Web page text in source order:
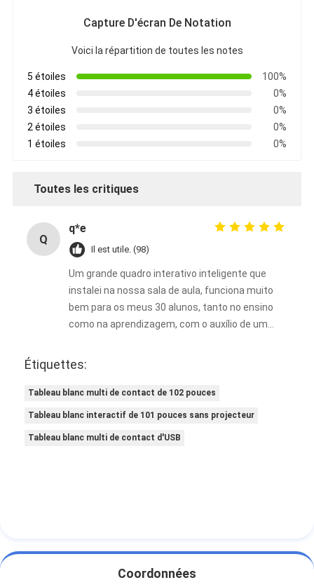
Tous les cas
Parlez Maintenant.
Tableau blanc interactif d'Iboard
Écran plat interactif
Moniteur interactif d'écran tactile
panneau futé d'affichage à cristaux liquides
Tableau blanc interactif d'écran tactile
tous dans un tableau blanc interactif
Support interactif de tableau blanc
Capture D'écran De Notation
Voici la répartition de toutes les notes
5 étoiles
100%
4 étoiles
0%
3 étoiles
0%
2 étoiles
0%
1 étoiles
0%
Toutes les critiques
Q
q*e
Il est utile. (98)
Um grande quadro interativo inteligente que
instalei na nossa sala de aula, funciona muito
bem para os meus 30 alunos, tanto no ensino
como na aprendizagem, com o auxílio de um
aulas.
Étiquettes:
Tableau blanc multi de contact de 102 pouces
Tableau blanc interactif de 101 pouces sans projecteur
Tableau blanc multi de contact d'USB
Coordonnées